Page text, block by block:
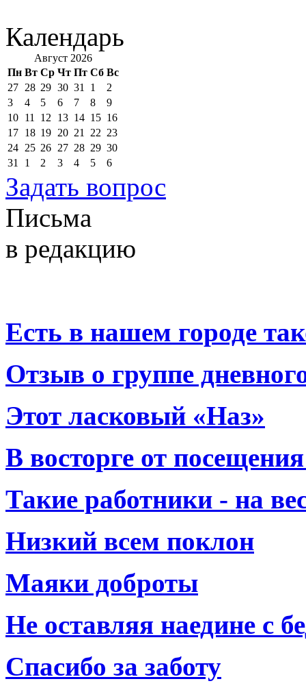
Календарь
Август 2026
Пн Вт Ср Чт Пт Сб Вс
27 28 29 30 31 1
2
3
4 5 6 7 8
9
10 11 12 13 14 15 16
17 18 19 20 21 22 23
24 25 26 27 28 29 30
31
1 2 3 4 5 6
Задать вопрос
Письма
в редакцию
Есть в нашем городе
Отзыв о группе
Этот ласковый «Наз»
В восторге от
Такие работники - на
Низкий всем поклон
Маяки доброты
Не оставляя наедине с
Спасибо за заботу